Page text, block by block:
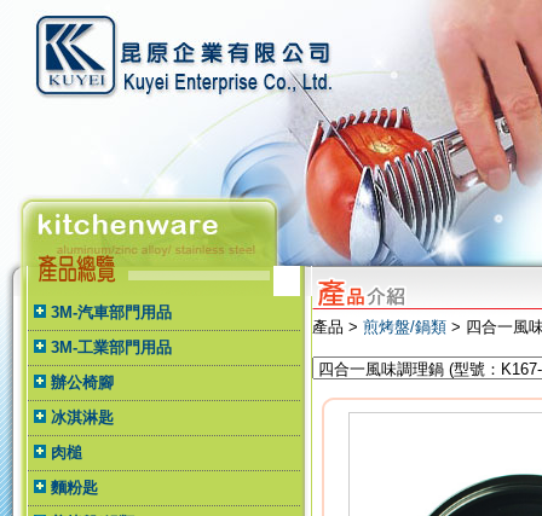
3M-汽車部門用品
3M-工業部門用品
辦公椅腳
冰淇淋匙
肉槌
麵粉匙
產品 > 煎烤盤/鍋類 > 四合一風